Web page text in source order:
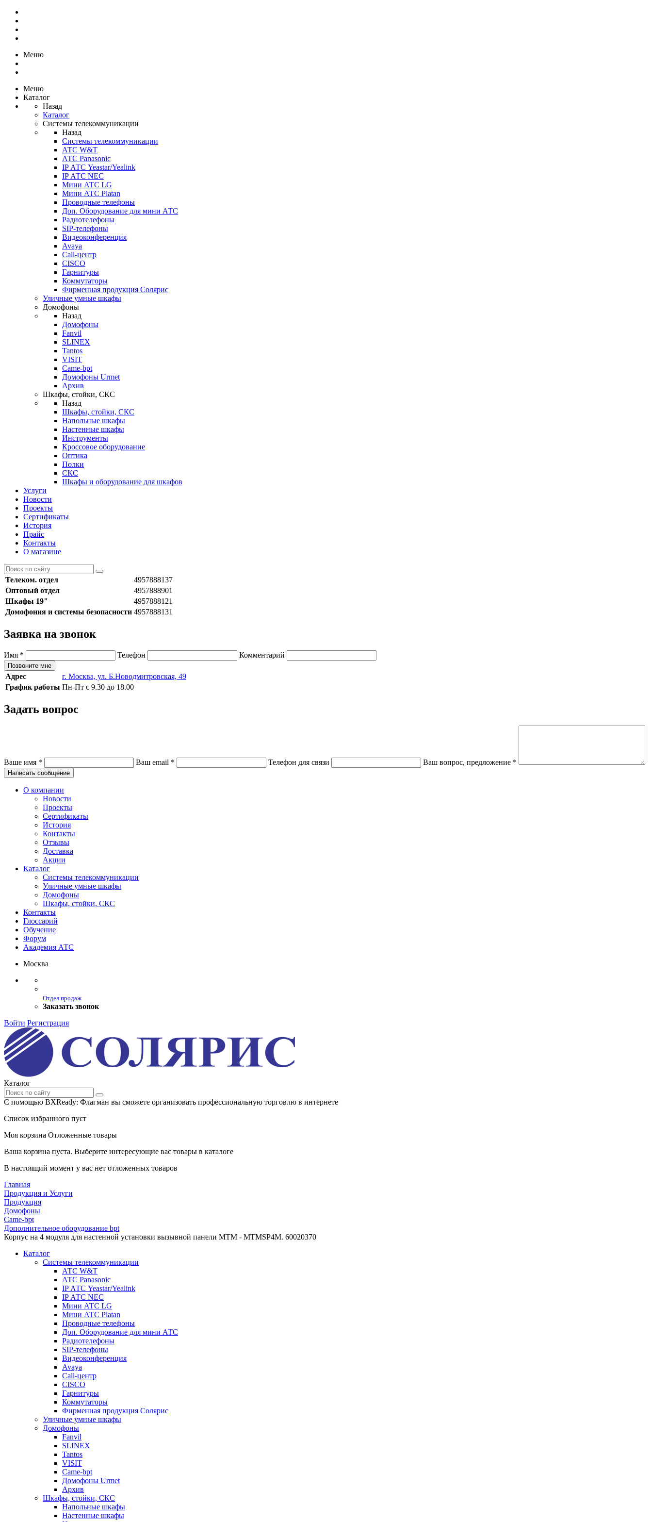
Меню
Меню
Каталог
Назад
Каталог
Системы телекоммуникации
Назад
Системы телекоммуникации
АТС W&T
АТС Panasonic
IP АТС Yeastar/Yealink
IP АТС NEC
Мини АТС LG
Мини АТС Platan
Проводные телефоны
Доп. Оборудование для мини АТС
Радиотелефоны
SIP-телефоны
Видеоконференция
Avaya
Call-центр
CISCO
Гарнитуры
Коммутаторы
Фирменная продукция Солярис
Уличные умные шкафы
Домофоны
Назад
Домофоны
Fanvil
SLINEX
Tantos
VISIT
Came-bpt
Домофоны Urmet
Архив
Шкафы, стойки, СКС
Назад
Шкафы, стойки, СКС
Напольные шкафы
Настенные шкафы
Инструменты
Кроссовое оборудование
Оптика
Полки
СКС
Шкафы и оборудование для шкафов
Услуги
Новости
Проекты
Сертификаты
История
Прайс
Контакты
О магазине
Телеком. отдел
4957888137
Оптовый отдел
4957888901
Шкафы 19"
4957888121
Домофония и системы безопасности 4957888131
Заявка на звонок
Имя * Телефон Комментарий
Позвоните мне
Адрес
г. Москва, ул. Б.Новодмитровская, 49
График работы Пн-Пт с 9.30 до 18.00
Задать вопрос
Ваше имя * Ваш email * Телефон для связи Ваш вопрос, предложение *
Написать сообщение
О компании
Новости
Проекты
Сертификаты
История
Контакты
Отзывы
Доставка
Акции
Каталог
Системы телекоммуникации
Уличные умные шкафы
Домофоны
Шкафы, стойки, СКС
Контакты
Глоссарий
Обучение
Форум
Академия АТС
Москва
Отдел продаж
Заказать звонок
Войти Регистрация
Каталог
С помощью BXReady: Флагман вы сможете организовать профессиональную торговлю в интернете
Список избранного пуст
Моя корзина Отложенные товары
Ваша корзина пуста. Выберите интересующие вас товары в каталоге
В настоящий момент у вас нет отложенных товаров
Главная
Продукция и Услуги
Продукция
Домофоны
Came-bpt
Дополнительное оборудование bpt
Корпус на 4 модуля для настенной установки вызывной панели MTM - MTMSP4M. 60020370
Каталог
Системы телекоммуникации
АТС W&T
АТС Panasonic
IP АТС Yeastar/Yealink
IP АТС NEC
Мини АТС LG
Мини АТС Platan
Проводные телефоны
Доп. Оборудование для мини АТС
Радиотелефоны
SIP-телефоны
Видеоконференция
Avaya
Call-центр
CISCO
Гарнитуры
Коммутаторы
Фирменная продукция Солярис
Уличные умные шкафы
Домофоны
Fanvil
SLINEX
Tantos
VISIT
Came-bpt
Домофоны Urmet
Архив
Шкафы, стойки, СКС
Напольные шкафы
Настенные шкафы